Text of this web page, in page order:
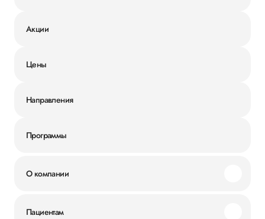
Акции
Цены
Направления
Программы
О компании
Пациентам